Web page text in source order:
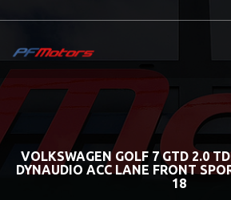
VOLKSWAGEN GOLF 7 GTD 2.0
DYNAUDIO ACC LANE FRONT
18